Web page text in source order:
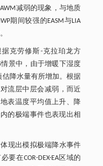
减弱的现象，与地质
期间较强的EASM与LIA
据克劳修斯-克拉珀龙方
情景中，由于增暖下湿度
估降水量有所增加。根据
流层中层会减弱，而近
表温度平均值上升、降
的极端事件也表现出相
体现出模拟极端降水事件
在COR-DEX-EA区域的